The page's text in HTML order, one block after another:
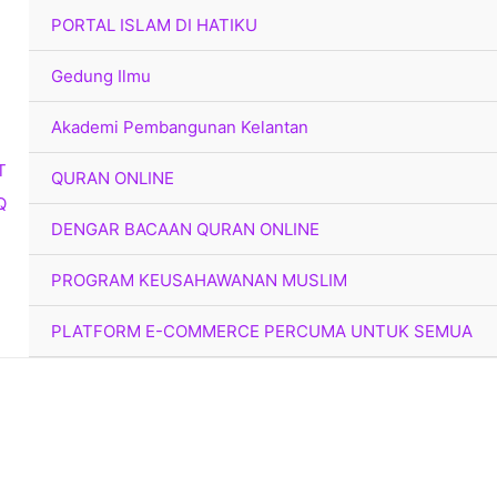
PORTAL ISLAM DI HATIKU
Gedung Ilmu
Akademi Pembangunan Kelantan
QURAN ONLINE
DENGAR BACAAN QURAN ONLINE
PROGRAM KEUSAHAWANAN MUSLIM
PLATFORM E-COMMERCE PERCUMA UNTUK SEMUA